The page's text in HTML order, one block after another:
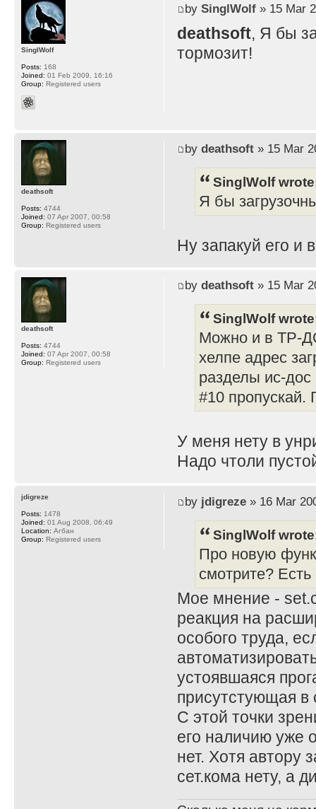
by SinglWolf» 15 Mar
deathsoft, Я бы
тормозит!
SinglWolf
Posts: 168
Joined: 01 Feb 2009, 16:16
Group: Registered users
by deathsoft» 15 Mar
SinglWolf
Я бы
Ну запакуй его и
deathsoft
Posts: 4744
Joined: 07 Apr 2007, 00:58
Group: Registered users
by deathsoft» 15 Mar
SinglWolf
Можно и в ТР-
хелпе адрес
разделы ис-дос
#10 пропускай.
У меня нету в
Надо чтоли
deathsoft
Posts: 4744
Joined: 07 Apr 2007, 00:58
Group: Registered users
by jdigreze» 16 Mar
SinglWolf
Про новую
смотрите?
Мое мнение -
реакция на
особого труда,
устоявшаяся
присутстующая в
С этой точки
его наличию уже
нет. Хотя автору
сет.кома нету, а
jdigreze
Posts: 1478
Joined: 01 Aug 2008, 06:49
Location: Агбан
Group: Registered users